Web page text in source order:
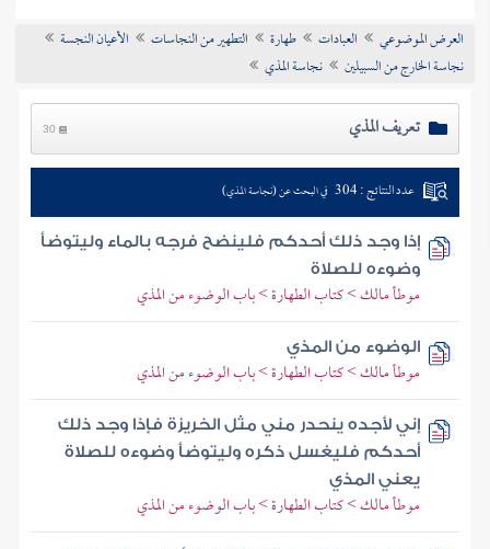
تراجم الأعلام
العرض الموضوعي العبادات طهارة التطهير من النجاسات
الأعيان النجسة
نجاسة الخارج من السبيلين
نجاسة المذي
تعريف المذي 30
عدد النتائج : 304 في البحث عن (نجاسة المذي)
إذا وجد ذلك أحدكم فلينضح فرجه بالماء وليتوضأ
وضوءه للصلاة
موطأ مالك > كتاب الطهارة > باب الوضوء من المذي
الوضوء من المذي
موطأ مالك > كتاب الطهارة > باب الوضوء من المذي
إني لأجده ينحدر مني مثل الخريزة فإذا وجد ذلك
أحدكم فليغسل ذكره وليتوضأ وضوءه للصلاة
يعني المذي
موطأ مالك > كتاب الطهارة > باب الوضوء من المذي